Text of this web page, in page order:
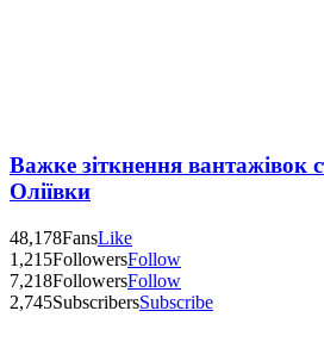
Важке зіткнення вантажівок
Оліївки
48,178FansLike
1,215FollowersFollow
7,218FollowersFollow
2,745SubscribersSubscribe